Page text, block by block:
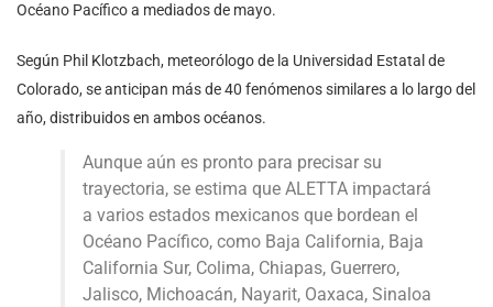
Océano Pacífico a mediados de mayo.
Según Phil Klotzbach, meteorólogo de la Universidad Estatal de
Colorado, se anticipan más de 40 fenómenos similares a lo largo del
año, distribuidos en ambos océanos.
Aunque aún es pronto para precisar su
trayectoria, se estima que ALETTA impactará
a varios estados mexicanos que bordean el
Océano Pacífico, como Baja California, Baja
California Sur, Colima, Chiapas, Guerrero,
Jalisco, Michoacán, Nayarit, Oaxaca, Sinaloa